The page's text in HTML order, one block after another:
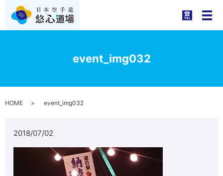
メ
event_img032
HOME event_img032
2018/07/02